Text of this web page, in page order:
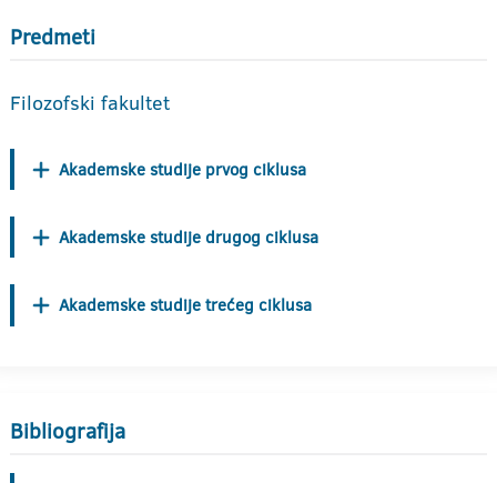
Predmeti
Filozofski fakultet
Akademske studije prvog ciklusa
Akademske studije drugog ciklusa
Akademske studije trećeg ciklusa
Bibliografija